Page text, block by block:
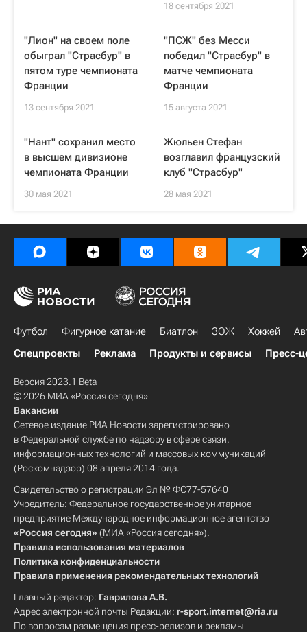
18 сентября 2021
"Лион" на своем поле
обыграл "Страсбур" в
пятом туре чемпионата
Франции
13 сентября 2021
"ПСЖ" без Месси
победил "Страсбур" в
матче чемпионата
Франции
15 августа 2021
"Нант" сохранил место
в высшем дивизионе
чемпионата Франции
30 мая 2021
Жюльен Стефан
возглавил французский
клуб "Страсбур"
28 мая 2021
Футбол Фигурное катание Биатлон ЗОЖ Хоккей
Спецпроекты
Реклама Продукты и сервисы Пресс-
Версия 2023.1 Beta
© 2026 МИА «Россия сегодня»
Вакансии
Сетевое издание РИА Новости зарегистрировано
в Федеральной службе по надзору в сфере связи,
информационных технологий и массовых коммуникаций
(Роскомнадзор) 08 апреля 2014 года.
Свидетельство о регистрации Эл № ФС77-57640
Учредитель: Федеральное государственное унитарное
предприятие Международное информационное агентство
«Россия сегодня» (МИА «Россия сегодня»).
Правила использования материалов
Политика конфиденциальности
Правила применения рекомендательных технологий
Главный редактор: Гаврилова А.В.
Адрес электронной почты Редакции: r-sport.internet@ria.ru
По вопросам размещения пресс-релизов и рекламы